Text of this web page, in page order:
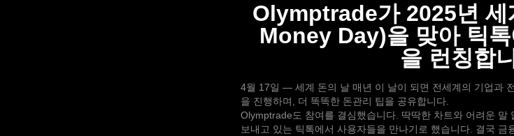
Olymptrade가 2025년
Money Day)을 맞아 틱
을 런칭합
4월 17일 — 세계 돈의 날 매년 이 날이 되면 전세계의 기업과
을 진행하며, 더 똑똑한 돈관리 팁을 공유합니다.
Olymptrade도 참여를 결심했습니다. 딱딱한 차트와 어려운 말
보내고 있는 틱톡에서 사용자들을 만나기로 했습니다. 결국